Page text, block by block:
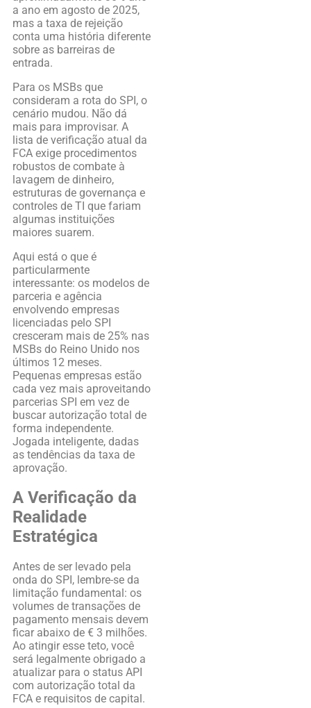
a ano em agosto de 2025,
mas a taxa de rejeição
conta uma história diferente
sobre as barreiras de
entrada.
Para os MSBs que
consideram a rota do SPI, o
cenário mudou. Não dá
mais para improvisar. A
lista de verificação atual da
FCA exige procedimentos
robustos de combate à
lavagem de dinheiro,
estruturas de governança e
controles de TI que fariam
algumas instituições
maiores suarem.
Aqui está o que é
particularmente
interessante: os modelos de
parceria e agência
envolvendo empresas
licenciadas pelo SPI
cresceram mais de 25% nas
MSBs do Reino Unido nos
últimos 12 meses.
Pequenas empresas estão
cada vez mais aproveitando
parcerias SPI em vez de
buscar autorização total de
forma independente.
Jogada inteligente, dadas
as tendências da taxa de
aprovação.
A Verificação da
Realidade
Estratégica
Antes de ser levado pela
onda do SPI, lembre-se da
limitação fundamental: os
volumes de transações de
pagamento mensais devem
ficar abaixo de € 3 milhões.
Ao atingir esse teto, você
será legalmente obrigado a
atualizar para o status API
com autorização total da
FCA e requisitos de capital.